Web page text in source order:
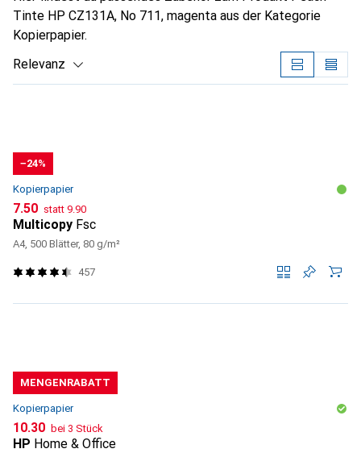
Tinte HP CZ131A, No 711, magenta aus der Kategorie
Kopierpapier.
Relevanz
−24%
Kopierpapier
CHF
7.50 statt CHF
9.90
Multicopy Fsc
A4, 500 Blätter, 80 g/m²
457
MENGENRABATT
Kopierpapier
CHF
10.30 bei 3 Stück
HP Home & Office